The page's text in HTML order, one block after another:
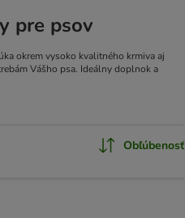
pre psov
okrem vysoko kvalitného krmiva aj
Vášho psa. Ideálny doplnok a
Obľúbenosť